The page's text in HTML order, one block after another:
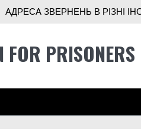
АДРЕСА ЗВЕРНЕНЬ В РІЗНІ
PRISONERS